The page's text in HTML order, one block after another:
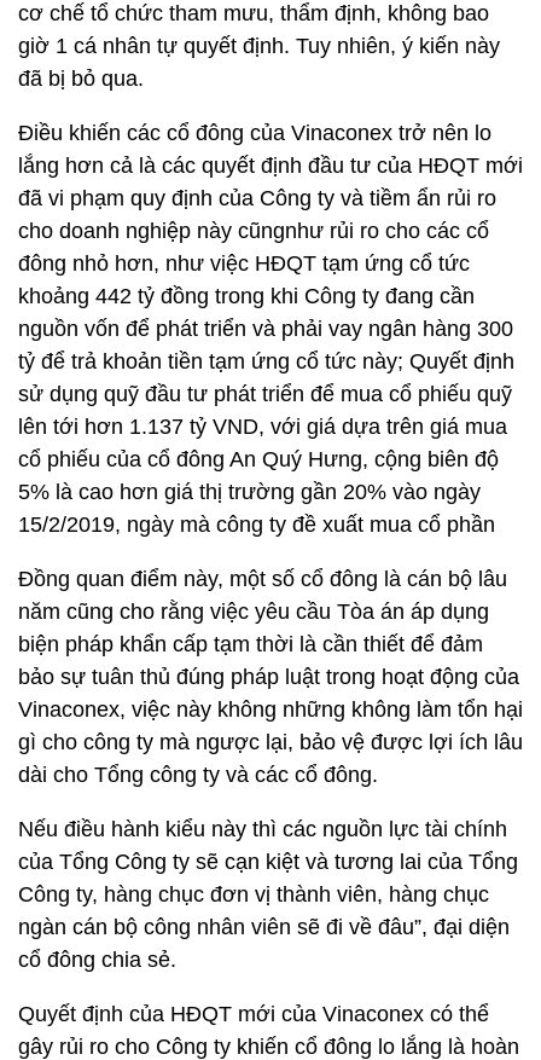
cơ chế tổ chức tham mưu, thẩm định, không bao
giờ 1 cá nhân tự quyết định. Tuy nhiên, ý kiến này
đã bị bỏ qua.
Điều khiến các cổ đông của Vinaconex trở nên lo
lắng hơn cả là các quyết định đầu tư của HĐQT mới
đã vi phạm quy định của Công ty và tiềm ẩn rủi ro
cho doanh nghiệp này cũngnhư rủi ro cho các cổ
đông nhỏ hơn, như việc HĐQT tạm ứng cổ tức
khoảng 442 tỷ đồng trong khi Công ty đang cần
nguồn vốn để phát triển và phải vay ngân hàng 300
tỷ để trả khoản tiền tạm ứng cổ tức này; Quyết định
sử dụng quỹ đầu tư phát triển để mua cổ phiếu quỹ
lên tới hơn 1.137 tỷ VND, với giá dựa trên giá mua
cổ phiếu của cổ đông An Quý Hưng, cộng biên độ
5% là cao hơn giá thị trường gần 20% vào ngày
15/2/2019, ngày mà công ty đề xuất mua cổ phần
Đồng quan điểm này, một số cổ đông là cán bộ lâu
năm cũng cho rằng việc yêu cầu Tòa án áp dụng
biện pháp khẩn cấp tạm thời là cần thiết để đảm
bảo sự tuân thủ đúng pháp luật trong hoạt động của
Vinaconex, việc này không những không làm tổn hại
gì cho công ty mà ngược lại, bảo vệ được lợi ích lâu
dài cho Tổng công ty và các cổ đông.
Nếu điều hành kiểu này thì các nguồn lực tài chính
của Tổng Công ty sẽ cạn kiệt và tương lai của Tổng
Công ty, hàng chục đơn vị thành viên, hàng chục
ngàn cán bộ công nhân viên sẽ đi về đâu”, đại diện
cổ đông chia sẻ.
Quyết định của HĐQT mới của Vinaconex có thể
gây rủi ro cho Công ty khiến cổ đông lo lắng là hoàn